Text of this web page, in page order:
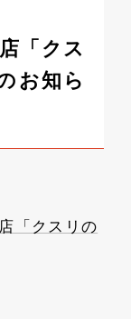
「クス
お知ら
「クスリの